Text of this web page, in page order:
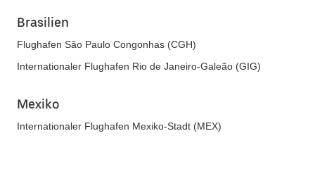
Brasilien
Flughafen São Paulo Congonhas (CGH)
Internationaler Flughafen Rio de Janeiro-Galeão (GIG)
Mexiko
Internationaler Flughafen Mexiko-Stadt (MEX)